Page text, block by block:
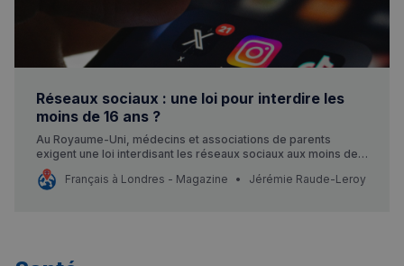
Réseaux sociaux : une loi pour interdire les
moins de 16 ans ?
Au Royaume-Uni, médecins et associations de parents
exigent une loi interdisant les réseaux sociaux aux moins de
16 ans. Où en est le débat britannique et européen ?
Français à Londres - Magazine
Jérémie Raude-Leroy